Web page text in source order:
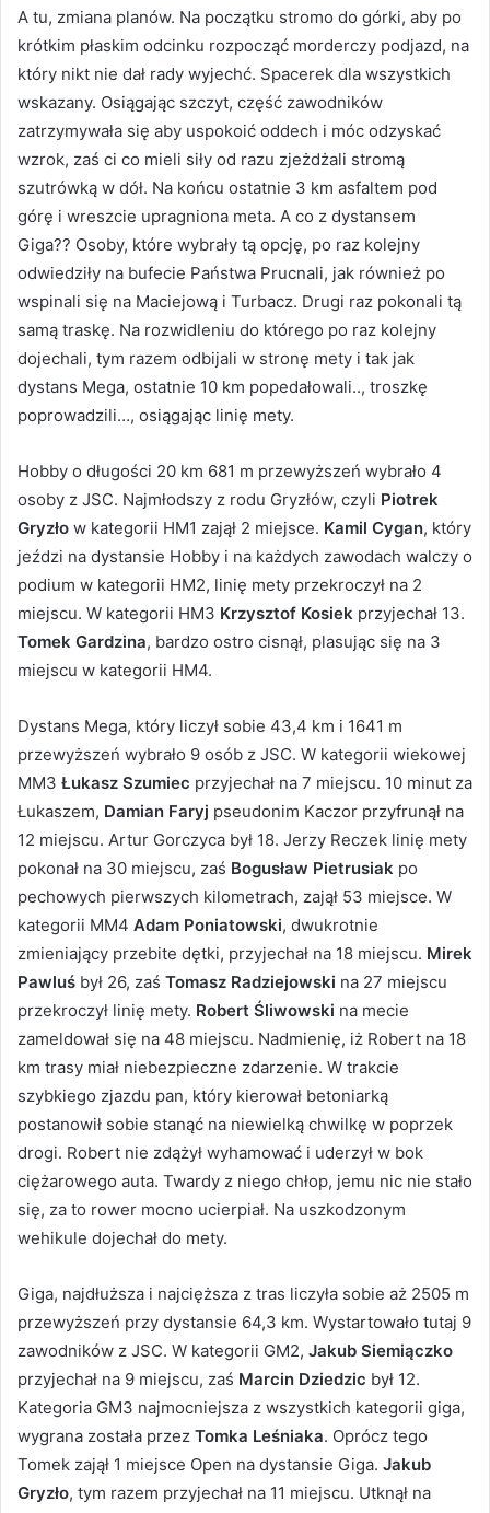
A tu, zmiana planów. Na początku stromo do górki, aby po
krótkim płaskim odcinku rozpocząć morderczy podjazd, na
który nikt nie dał rady wyjechć. Spacerek dla wszystkich
wskazany. Osiągając szczyt, część zawodników
zatrzymywała się aby uspokoić oddech i móc odzyskać
wzrok, zaś ci co mieli siły od razu zjeżdżali stromą
szutrówką w dół. Na końcu ostatnie 3 km asfaltem pod
górę i wreszcie upragniona meta. A co z dystansem
Giga?? Osoby, które wybrały tą opcję, po raz kolejny
odwiedziły na bufecie Państwa Prucnali, jak również po
wspinali się na Maciejową i Turbacz. Drugi raz pokonali tą
samą traskę. Na rozwidleniu do którego po raz kolejny
dojechali, tym razem odbijali w stronę mety i tak jak
dystans Mega, ostatnie 10 km popedałowali.., troszkę
poprowadzili…, osiągając linię mety.
Hobby o długości 20 km 681 m przewyższeń wybrało 4
osoby z JSC. Najmłodszy z rodu Gryzłów, czyli Piotrek
Gryzło w kategorii HM1 zajął 2 miejsce. Kamil Cygan, który
jeździ na dystansie Hobby i na każdych zawodach walczy o
podium w kategorii HM2, linię mety przekroczył na 2
miejscu. W kategorii HM3 Krzysztof Kosiek przyjechał 13.
Tomek Gardzina, bardzo ostro cisnął, plasując się na 3
miejscu w kategorii HM4.
Dystans Mega, który liczył sobie 43,4 km i 1641 m
przewyższeń wybrało 9 osób z JSC. W kategorii wiekowej
MM3 Łukasz Szumiec przyjechał na 7 miejscu. 10 minut za
Łukaszem, Damian Faryj pseudonim Kaczor przyfrunął na
12 miejscu. Artur Gorczyca był 18. Jerzy Reczek linię mety
pokonał na 30 miejscu, zaś Bogusław Pietrusiak po
pechowych pierwszych kilometrach, zajął 53 miejsce. W
kategorii MM4 Adam Poniatowski, dwukrotnie
zmieniający przebite dętki, przyjechał na 18 miejscu. Mirek
Pawluś był 26, zaś Tomasz Radziejowski na 27 miejscu
przekroczył linię mety. Robert Śliwowski na mecie
zameldował się na 48 miejscu. Nadmienię, iż Robert na 18
km trasy miał niebezpieczne zdarzenie. W trakcie
szybkiego zjazdu pan, który kierował betoniarką
postanowił sobie stanąć na niewielką chwilkę w poprzek
drogi. Robert nie zdążył wyhamować i uderzył w bok
ciężarowego auta. Twardy z niego chłop, jemu nic nie stało
się, za to rower mocno ucierpiał. Na uszkodzonym
wehikule dojechał do mety.
Giga, najdłuższa i najcięższa z tras liczyła sobie aż 2505 m
przewyższeń przy dystansie 64,3 km. Wystartowało tutaj 9
zawodników z JSC. W kategorii GM2, Jakub Siemiączko
przyjechał na 9 miejscu, zaś Marcin Dziedzic był 12.
Kategoria GM3 najmocniejsza z wszystkich kategorii giga,
wygrana została przez Tomka Leśniaka. Oprócz tego
Tomek zajął 1 miejsce Open na dystansie Giga. Jakub
Gryzło, tym razem przyjechał na 11 miejscu. Utknął na